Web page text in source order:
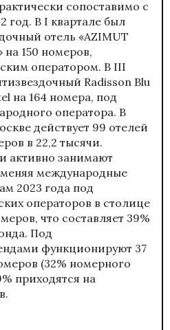
сопоставимо с
год. В I квартале был
отель «AZIMUT
150 номеров,
оператором. В III
Radisson Blu
на 164 номера, под
оператора. В
действует 99 отелей
в 22,2 тысячи.
активно занимают
международные
2023 года под
операторов в столице
что составляет 39%
Под
функционируют 37
(32% номерного
приходятся на